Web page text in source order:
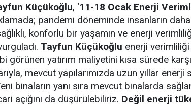
Küçükoğlu, ‘11-18 Ocak Enerji
pandemi döneminde insanların
konforlu bir yaşamın ve enerji
Tayfun Küçükoğlu enerji
görünen yatırım maliyetini kısa sürede
mevcut yapılarımızda uzun yıllar enerji
binaların yanı sıra mevcut binalarda
açığını da düşürülebiliriz. Değil enerji